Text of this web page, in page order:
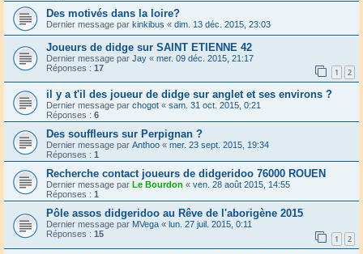
Des motivés dans la loire?
Dernier message par kinkibus « dim. 13 déc. 2015, 23:03
Joueurs de didge sur SAINT ETIENNE 42
Dernier message par Jay « mer. 09 déc. 2015, 21:17
Réponses : 17 1 2
il y a t'il des joueur de didge sur anglet et ses environs ?
Dernier message par chogot « sam. 31 oct. 2015, 0:21
Réponses : 6
Des souffleurs sur Perpignan ?
Dernier message par Anthoo « mer. 23 sept. 2015, 19:34
Réponses : 1
Recherche contact joueurs de didgeridoo 76000 ROUEN
Dernier message par Le Bourdon « ven. 28 août 2015, 14:55
Réponses : 1
Pôle assos didgeridoo au Rêve de l'aborigène 2015
Dernier message par MVega « lun. 27 juil. 2015, 0:11
Réponses : 15 1 2